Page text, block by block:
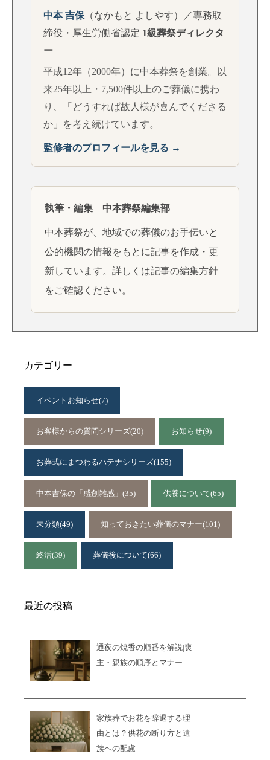
中本 吉保 （なかもと よしやす）／専務取
締役・厚生労働省認定 1級葬祭ディレクタ
ー
平成12年（2000年）に中本葬祭を創業。以
来25年以上・7,500件以上のご葬儀に携わ
り、「どうすれば故人様が喜んでくださる
か」を考え続けています。
監修者のプロフィールを見る →
執筆・編集 中本葬祭編集部
中本葬祭が、地域での葬儀のお手伝いと
公的機関の情報をもとに記事を作成・更
新しています。詳しくは記事の編集方針
をご確認ください。
カテゴリー
イベントお知らせ(7)
お客様からの質問シリーズ(20) お知らせ(9)
お葬式にまつわるハテナシリーズ(155)
中本吉保の「感創雑感」 (35) 供養について(65)
未分類(49) 知っておきたい葬儀のマナー(101)
終活(39) 葬儀後について(66)
最近の投稿
通夜の焼香の順番を解説|喪
主・親族の順序とマナー
家族葬でお花を辞退する理
由とは？供花の断り方と遺
族への配慮